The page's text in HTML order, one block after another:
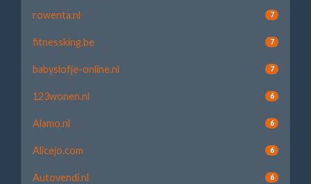
rowenta.nl 7
fitnessking.be 7
babyslofje-online.nl 7
123wonen.nl 6
Alamo.nl 6
Alicejo.com 6
Autovendi.nl 6